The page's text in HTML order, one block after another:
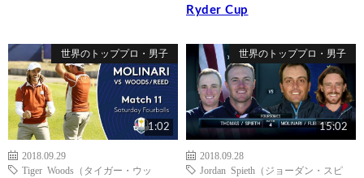
Ryder Cup
世界のトッププロ・男子
1:02
2018.09.29
Tiger Woods（タイガー・ウッ
世界のトッププロ・男子
15:02
2018.09.28
Jordan Spieth（ジョーダン・スピ